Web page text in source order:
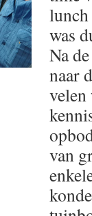
was
Na
naar
velen
van